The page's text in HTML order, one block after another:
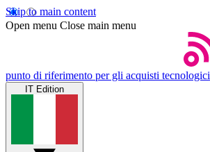
Skip to main content
Open menu Close main menu
punto di riferimento per gli acquisti tecnologici
IT Edition